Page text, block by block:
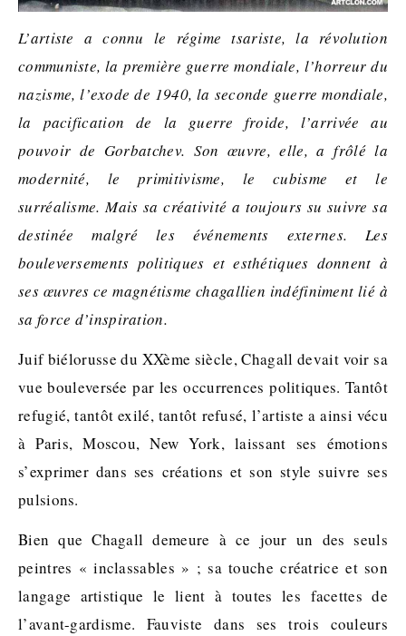
L’artiste a connu le régime tsariste, la révolution
communiste, la première guerre mondiale, l’horreur du
nazisme, l’exode de 1940, la seconde guerre mondiale,
la pacification de la guerre froide, l’arrivée au
pouvoir de Gorbatchev. Son œuvre, elle, a frôlé la
modernité, le primitivisme, le cubisme et le
surréalisme. Mais sa créativité a toujours su suivre sa
destinée malgré les événements externes. Les
bouleversements politiques et esthétiques donnent à
ses œuvres ce magnétisme chagallien indéfiniment lié à
sa force d’inspiration.
Juif biélorusse du XXème siècle, Chagall devait voir sa
vue bouleversée par les occurrences politiques. Tantôt
refugié, tantôt exilé, tantôt refusé, l’artiste a ainsi vécu
à Paris, Moscou, New York, laissant ses émotions
s’exprimer dans ses créations et son style suivre ses
pulsions.
Bien que Chagall demeure à ce jour un des seuls
peintres « inclassables » ; sa touche créatrice et son
langage artistique le lient à toutes les facettes de
l’avant-gardisme. Fauviste dans ses trois couleurs